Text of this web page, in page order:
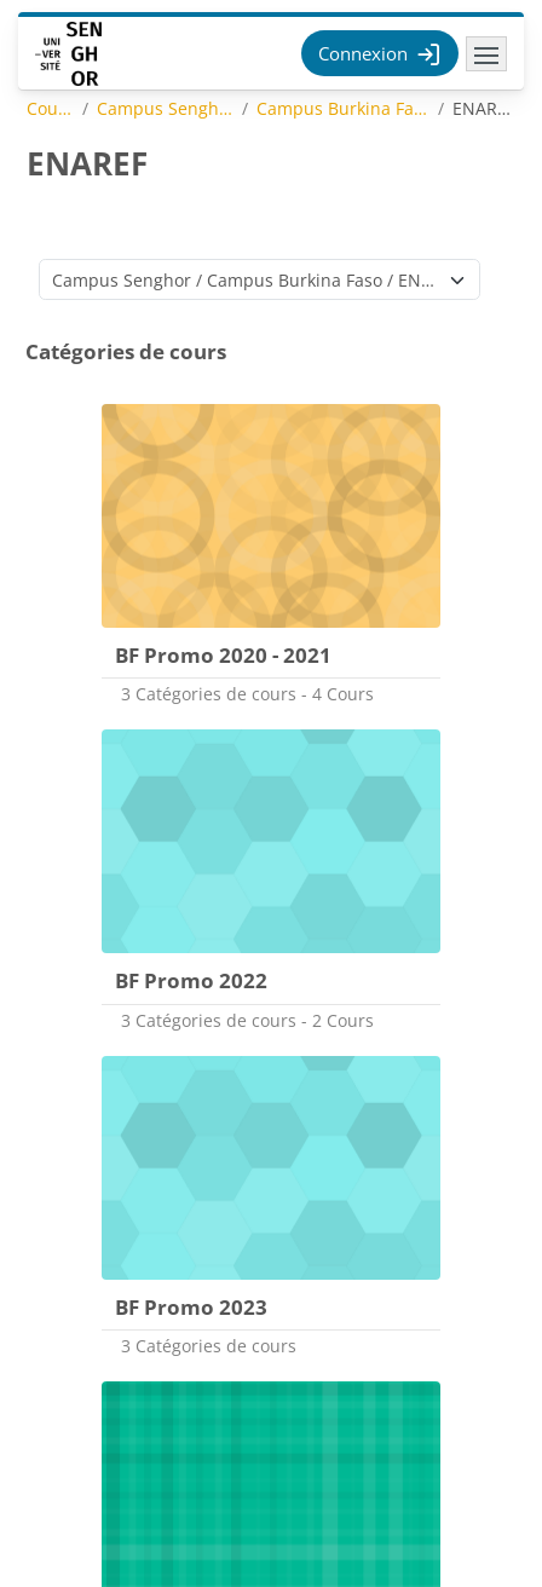
Passer au contenu principal
Connexion
Cours Campus Senghor Campus Burkina Faso ENAREF
ENAREF
Catégories de cours
Catégories de cours
BF Promo 2020 - 2021
3 Catégories de cours - 4 Cours
BF Promo 2022
3 Catégories de cours - 2 Cours
BF Promo 2023
3 Catégories de cours